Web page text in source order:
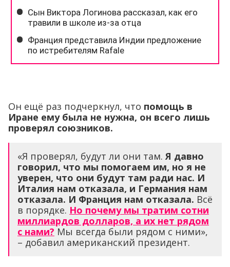
Он ещё раз подчеркнул, что помощь в
Иране ему была не нужна, он всего лишь
проверял союзников.
«Я проверял, будут ли они там.Я давно
говорил, что мы помогаем им, но я не
уверен, что они будут там ради нас. И
Италия нам отказала, и Германия нам
отказала. И Франция нам отказала. Всё
в порядке. Но почему мы тратим сотни
миллиардов долларов, а их нет рядом
с нами? Мы всегда были рядом с ними»,
– добавил американский президент.